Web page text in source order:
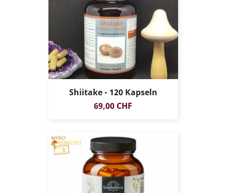
Shiitake - 120 Kapseln
Preis
69,00 CHF